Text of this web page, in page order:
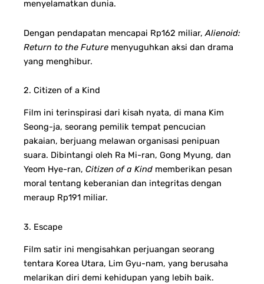
menyelamatkan dunia.
Dengan pendapatan mencapai Rp162 miliar, Alienoid:
Return to the Future menyuguhkan aksi dan drama
yang menghibur.
2. Citizen of a Kind
Film ini terinspirasi dari kisah nyata, di mana Kim
Seong-ja, seorang pemilik tempat pencucian
pakaian, berjuang melawan organisasi penipuan
suara. Dibintangi oleh Ra Mi-ran, Gong Myung, dan
Yeom Hye-ran, Citizen of a Kind memberikan pesan
moral tentang keberanian dan integritas dengan
meraup Rp191 miliar.
3. Escape
Film satir ini mengisahkan perjuangan seorang
tentara Korea Utara, Lim Gyu-nam, yang berusaha
melarikan diri demi kehidupan yang lebih baik.